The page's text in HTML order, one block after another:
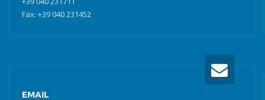
Fax: +39 040 231452
EMAIL